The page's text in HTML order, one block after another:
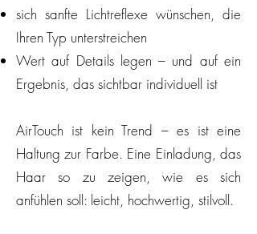
sich sanfte Lichtreflexe wünschen, die
Ihren Typ unterstreichen
Wert auf Details legen – und auf ein
Ergebnis, das sichtbar individuell ist
AirTouch ist kein Trend – es ist eine
Haltung zur Farbe. Eine Einladung, das
Haar so zu zeigen, wie es sich
anfühlen soll: leicht, hochwertig, stilvoll.